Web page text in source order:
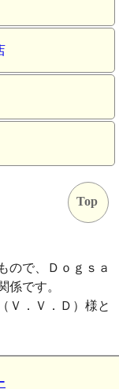
Top
ので、Ｄｏｇｓａ
係です。
Ｖ．Ｖ．Ｄ）様と